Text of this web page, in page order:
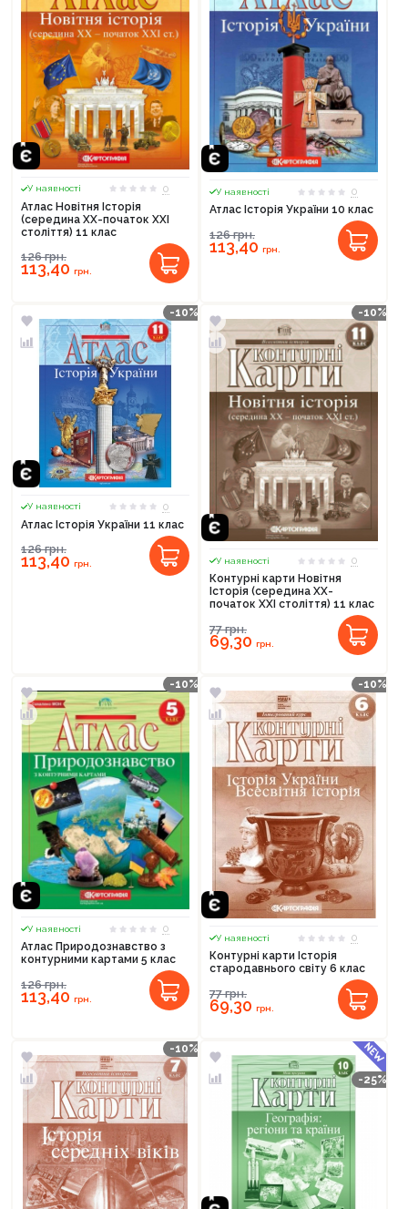
У наявності
0
Атлас Новітня Історія
(середина XX-початок XXI
століття) 11 клас
126грн.
113,40 грн.
У наявності
0
Атлас Історія України 10 клас
126грн.
113,40 грн.
-10%
У наявності
0
Атлас Історія України 11 клас
126грн.
113,40 грн.
-10%
У наявності
0
Контурні карти Новітня
Історія (середина XX-
початок XXI століття) 11 клас
77грн.
69,30 грн.
-10%
У наявності
0
Атлас Природознавство з
контурними картами 5 клас
126грн.
113,40 грн.
-10%
У наявності
0
Контурні карти Історія
стародавнього світу 6 клас
77грн.
69,30 грн.
-10%
-25%